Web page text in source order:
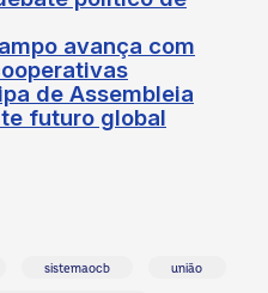
avança com
de Assembleia
futuro global
sistemaocb união